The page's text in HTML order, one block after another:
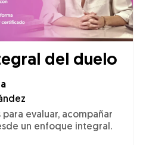
del duelo
evaluar, acompañar
un enfoque integral.